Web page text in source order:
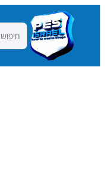
Search
for:
Search Button